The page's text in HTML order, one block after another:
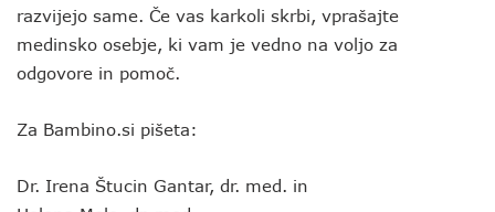
razvijejo same. Če vas karkoli skrbi, vprašajte
medinsko osebje, ki vam je vedno na voljo za
odgovore in pomoč.
Za Bambino.si pišeta:
Dr. Irena Štucin Gantar, dr. med. in